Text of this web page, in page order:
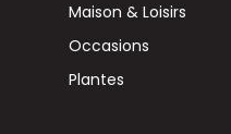
Maison & Loisirs
Occasions
Plantes